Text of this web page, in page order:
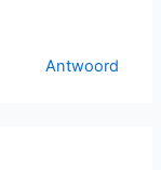
Antwoord